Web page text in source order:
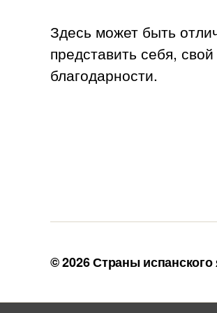
Здесь может быть
представить себя,
благодарности.
© 2026Страны испанского